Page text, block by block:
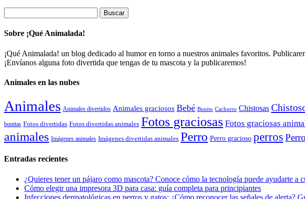
Sobre ¡Qué Animalada!
¡Qué Animalada! un blog dedicado al humor en torno a nuestros animales favoritos.
¡Envíanos alguna foto divertida que tengas de tu mascota y la publicaremos!
Animales en las nubes
Animales Animales divertidos Animales graciosos Bebé Bonito Cachorro Chistosas
bonitas Fotos divertidas Fotos divertidas animales Fotos graciosas Fotos graciosas
animales Imágenes animales Imágenes divertidas animales Perro Perro gracioso perros
Entradas recientes
¿Quieres tener un pájaro como mascota? Conoce cómo la tecnología puede ayudarte a
Cómo elegir una impresora 3D para casa: guía completa para principiantes
Infecciones dermatológicas en perros y gatos: ¿Cómo reconocer las señales de alerta?